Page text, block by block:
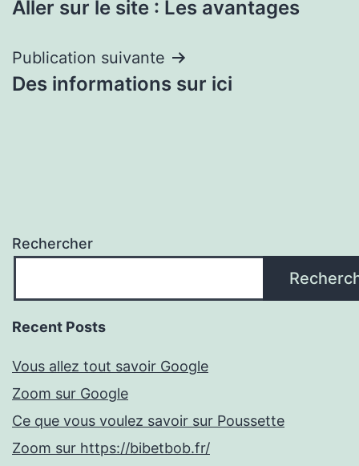
de
l’article
Aller sur le site : Les avantages
Publication suivante
Des informations sur ici
Rechercher
Recent Posts
Vous allez tout savoir Google
Zoom sur Google
Ce que vous voulez savoir sur Poussette
Zoom sur https://bibetbob.fr/